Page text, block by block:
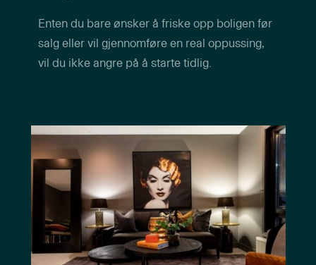
Enten du bare ønsker å friske opp boligen før
salg eller vil gjennomføre en real oppussing,
vil du ikke angre på å starte tidlig.